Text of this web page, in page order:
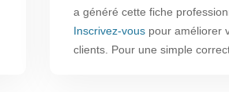
a généré cette fiche
Inscrivez-vous pour améliorer
clients. Pour une simple